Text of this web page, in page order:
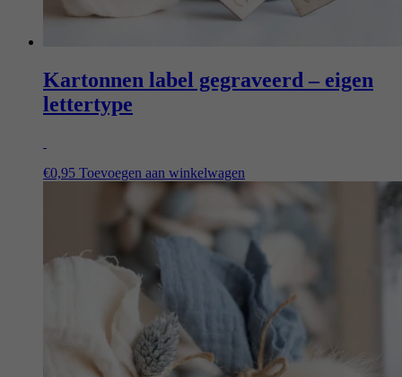
Kartonnen label gegraveerd – eigen
lettertype
€0,95 Toevoegen aan winkelwagen